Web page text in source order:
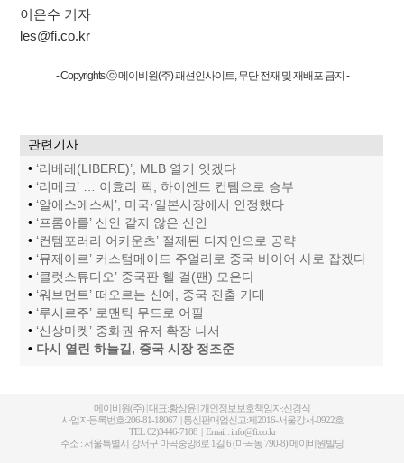
이은수 기자
les@fi.co.kr
- Copyrights ⓒ 메이비원(주) 패션인사이트, 무단 전재 및 재배포 금지 -
관련기사
• ‘리베레(LIBERE)’, MLB 열기 잇겠다
• ‘리메크’ … 이효리 픽, 하이엔드 컨템으로 승부
• ‘알에스에스씨’, 미국·일본시장에서 인정했다
• ‘프롬아를’ 신인 같지 않은 신인
• ‘컨템포러리 어카운츠’ 절제된 디자인으로 공략
• ‘뮤제아르’ 커스텀메이드 주얼리로 중국 바이어 사로 잡겠다
• ‘클럿스튜디오’ 중국판 헬 걸(팬) 모은다
• ‘워브먼트’ 떠오르는 신예, 중국 진출 기대
• ‘루시르주’ 로맨틱 무드로 어필
• ‘신상마켓’ 중화권 유저 확장 나서
• 다시 열린 하늘길, 중국 시장 정조준
메이비원(주) | 대표:황상윤 | 개인정보보호책임자:신경식
사업자등록번호:206-81-18067 | 통신판매업신고:제2016-서울강서-0922호
TEL 02)3446-7188 | Email : info@fi.co.kr
주소 : 서울특별시 강서구 마곡중앙8로 1길 6 (마곡동 790-8) 메이비원빌딩